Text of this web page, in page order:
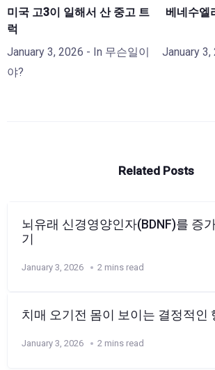
미국 고3이 일해서 산 중고 트
럭
January 3, 2026 - In 무슨일이
야?
베네수엘
January 3,
Related Posts
뇌유래 신경영양인자(BDNF)를 증
기
January 3, 2026 2 mins read
치매 오기전 몸이 보이는 결정적인
January 3, 2026 2 mins read